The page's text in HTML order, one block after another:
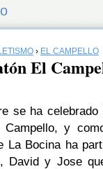
› EL CAMPELLO
El
se ha
Campello, y
La Bocina ha
David y Jose